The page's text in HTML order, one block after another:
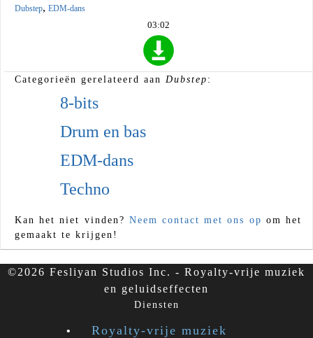
Dubstep, EDM-dans
03:02
Categorieën gerelateerd aan Dubstep :
8-bits
Drum en bas
EDM-dans
Techno
Kan het niet vinden? Neem contact met ons op om het
gemaakt te krijgen!
©2026 Fesliyan Studios Inc. - Royalty-vrije muziek
en geluidseffecten
Diensten
Royalty-vrije muziek